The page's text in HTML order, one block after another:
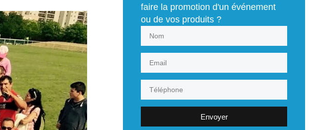
faire la promotion d'un événement
ou de vos produits ?
Envoyer